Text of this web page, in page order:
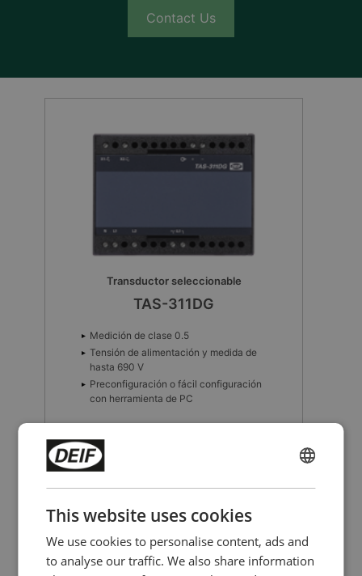
Contact Us
Transductor seleccionable
TAS-321DG
Medición de clase 0.5
Tensión de alimentación y medida de
hasta 690 V
Preconfiguración o fácil configuración
con herramienta de PC
More details
This website uses cookies
We use cookies to personalise content, ads and
to analyse our traffic. We also share information